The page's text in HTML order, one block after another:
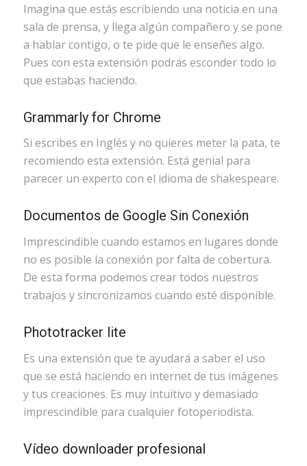
Imagina que estás escribiendo una noticia en una
sala de prensa, y llega algún compañero y se pone
a hablar contigo, o te pide que le enseñes algo.
Pues con esta extensión podrás esconder todo lo
que estabas haciendo.
Grammarly for Chrome
Si escribes en Inglés y no quieres meter la pata, te
recomiendo esta extensión. Está genial para
parecer un experto con el idioma de shakespeare.
Documentos de Google Sin Conexión
Imprescindible cuando estamos en lugares donde
no es posible la conexión por falta de cobertura.
De esta forma podemos crear todos nuestros
trabajos y sincronizamos cuando esté disponible.
Phototracker lite
Es una extensión que te ayudará a saber el uso
que se está haciendo en internet de tus imágenes
y tus creaciones. Es muy intuitivo y demasiado
imprescindible para cualquier fotoperiodista.
Vídeo downloader profesional